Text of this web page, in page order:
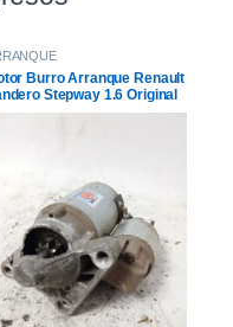
Burro Arranque Renault
Stepway 1.6 Original